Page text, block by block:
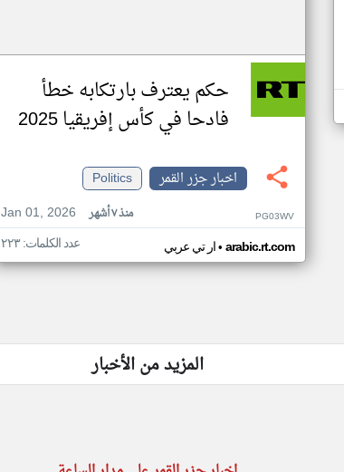
حكم يعترف بارتكابه خطأ
فادحا في كأس إفريقيا 2025
اخبار جزر القمر
Politics
Jan 01, 2026
منذ ٧ أشهر PG03WV
ار تي عربي• arabic.rt.com عدد الكلمات: ٢٢٣
المزيد من الأخبار